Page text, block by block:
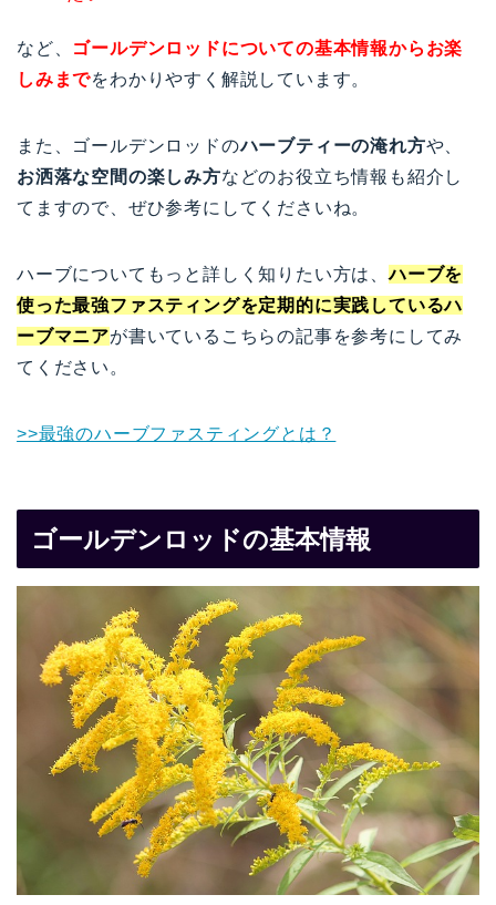
など、 ゴールデンロッドについての基本情報からお楽
しみまでをわかりやすく解説しています。
また、ゴールデンロッドのハーブティーの淹れ方や、
お洒落な空間の楽しみ方などのお役立ち情報も紹介し
てますので、ぜひ参考にしてくださいね。
ハーブについてもっと詳しく知りたい方は、ハーブを
使った最強ファスティングを定期的に実践しているハ
ーブマニアが書いているこちらの記事を参考にしてみ
てください。
>>最強のハーブファスティングとは？
ゴールデンロッドの基本情報